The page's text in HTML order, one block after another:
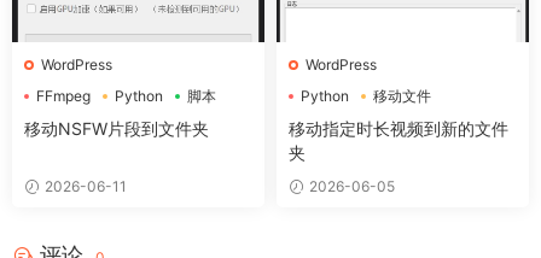
WordPress
FFmpeg
Python 脚本
移动NSFW片段到文件夹
2026-06-11
WordPress
Python
移动文件
移动指定时长视频到新的文件
夹
2026-06-05